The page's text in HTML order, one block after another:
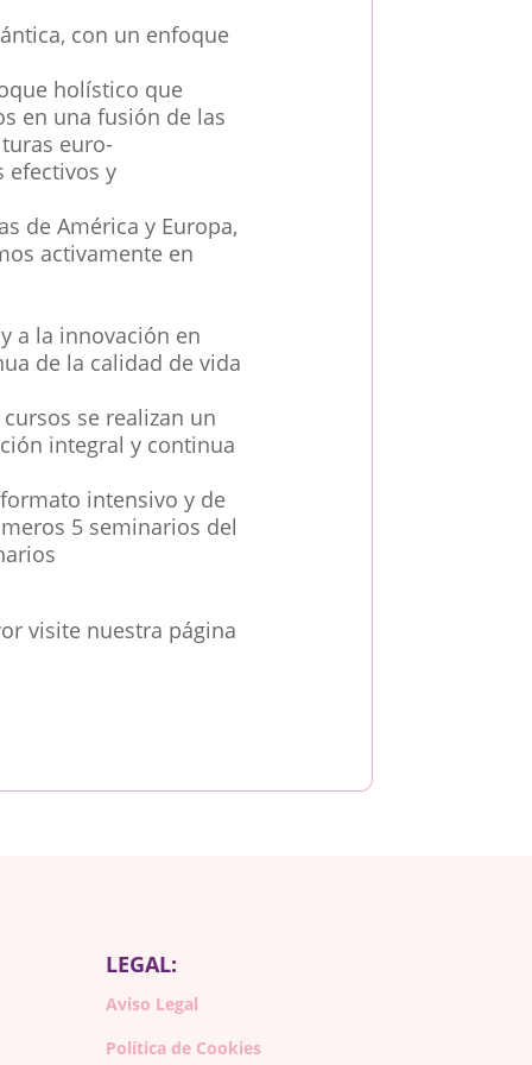
con un enfoque
holístico que
en una fusión de las
euro-
efectivos y
de América y Europa,
activamente en
a la innovación en
de la calidad de vida
se realizan un
integral y continua
intensivo y de
5 seminarios del
visite nuestra página
LEGAL:
Aviso Legal
Política de Cookies